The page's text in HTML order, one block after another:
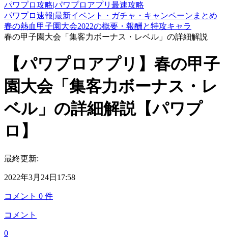
パワプロ攻略|パワプロアプリ最速攻略
パワプロ速報|最新イベント・ガチャ・キャンペーンまとめ
春の熱血甲子園大会2022の概要・報酬と特攻キャラ
春の甲子園大会「集客力ボーナス・レベル」の詳細解説
【パワプロアプリ】春の甲子
園大会「集客力ボーナス・レ
ベル」の詳細解説【パワプ
ロ】
最終更新:
2022年3月24日17:58
コメント 0 件
コメント
0